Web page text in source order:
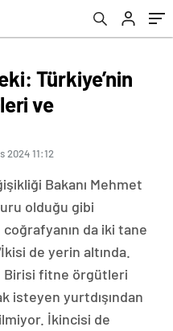
Türkiye’nin
ve
2024 11:12
Bakanı Mehmet
olduğu gibi
da iki tane
de yerin altında.
Birisi fitne örgütleri
isteyen yurtdışından
İkincisi de
ve